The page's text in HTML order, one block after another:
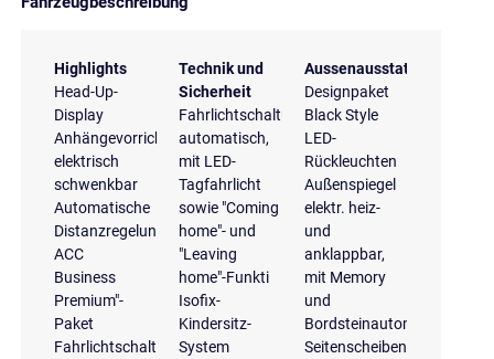
Highlights
Head-Up-
Display
Anhängevorrichtung
elektrisch
schwenkbar
Automatische
Distanzregelung
ACC
Business
Premium"-
Paket
Fahrlichtschaltung
Technik und
Sicherheit
Fahrlichtschaltung
automatisch,
mit LED-
Tagfahrlicht
sowie "Coming
home"- und
"Leaving
home"-Funkti
Isofix-
Kindersitz-
System
Aussenausstattung
Designpaket
Black Style
LED-
Rückleuchten
Außenspiegel
elektr. heiz-
und
anklappbar,
mit Memory
und
Bordsteinautomatik
Seitenscheiben